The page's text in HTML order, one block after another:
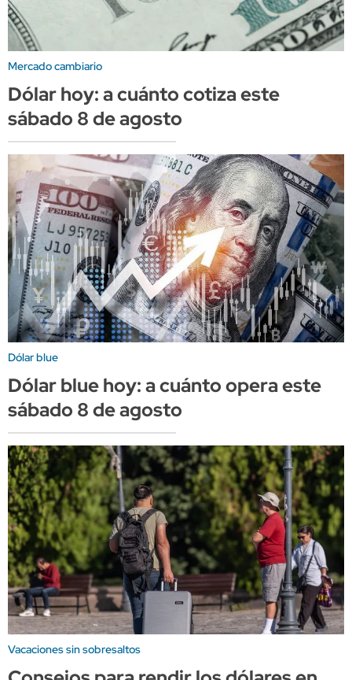
Mercado cambiario
Dólar hoy: a cuánto cotiza este
sábado 8 de agosto
Dólar blue
Dólar blue hoy: a cuánto opera este
sábado 8 de agosto
Vacaciones sin sobresaltos